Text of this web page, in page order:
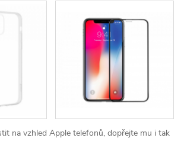
na vzhled Apple telefonů, dopřejte mu i tak